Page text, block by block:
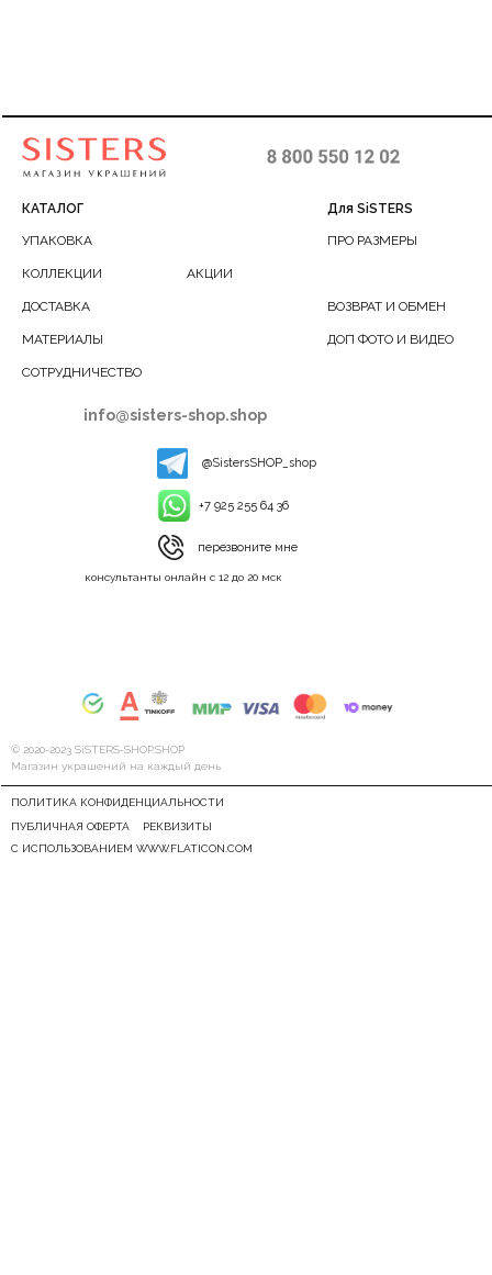
© 2020-2023 SiSTERS-SHOP.SHOP
Магазин украшений на каждый день
КАТАЛОГ Для SiSTERS
info@sisters-shop.shop
УПАКОВКА
ДОСТАВКА
КОЛЛЕКЦИИ
ПРО РАЗМЕРЫ
АКЦИИ
РЕКВИЗИТЫ
ПОЛИТИКА КОНФИДЕНЦИАЛЬНОСТИ
ПУБЛИЧНАЯ ОФЕРТА
ВОЗВРАТ И ОБМЕН
ДОП ФОТО И ВИДЕО
консультанты онлайн с 12 до 20 мск
@SistersSHOP_shop
+7 925 255 64 36
перезвоните мне
МАТЕРИАЛЫ
С ИСПОЛЬЗОВАНИЕМ WWW.FLATICON.COM
СОТРУДНИЧЕСТВО